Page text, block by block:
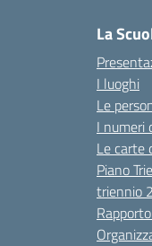
La
I luoghi
Le
I numeri
Le carte
Piano
triennio